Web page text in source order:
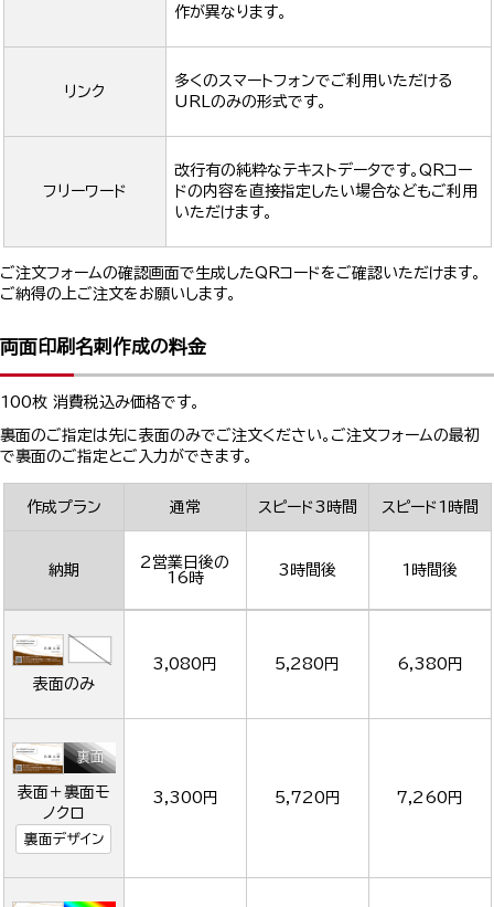
作が異なります。
リンク
多くのスマートフォンでご利用いただける
URLのみの形式です。
フリーワード
改行有の純粋なテキストデータです。QRコー
ドの内容を直接指定したい場合などもご利用
いただけます。
ご注文フォームの確認画面で生成したQRコードをご確認いただけます。
ご納得の上ご注文をお願いします。
両面印刷名刺作成の料金
100枚 消費税込み価格です。
裏面のご指定は先に表面のみでご注文ください。ご注文フォームの最初
で裏面のご指定とご入力ができます。
作成プラン 通常 スピード3時間 スピード1時間
納期
2営業日後の
16時
3時間後 1時間後
表面のみ
3,080円 5,280円 6,380円
表面＋裏面モ
ノクロ
裏面デザイン
3,300円 5,720円 7,260円